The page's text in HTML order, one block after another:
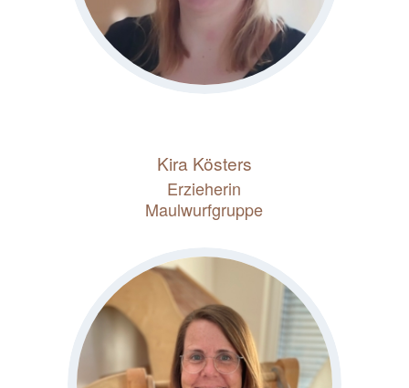
Kira Kösters
Erzieherin
Maulwurfgruppe